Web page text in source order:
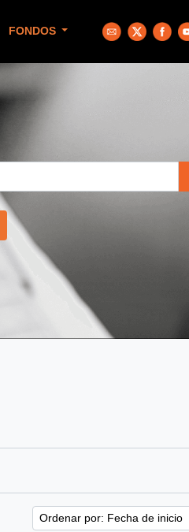
FONDOS
Ordenar por: Fecha de inicio